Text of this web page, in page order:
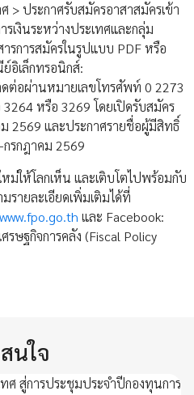
> ประกาศรับสมัครอาสาสมัครเข้า
เงินระหว่างประเทศและกลุ่ม
รการสมัครในรูปแบบ PDF หรือ
อิเล็กทรอนิกส์:
ต่อผ่านหมายเลขโทรศัพท์ 0 2273
หรือ 3269 โดยเปิดรับสมัคร
2569 และประกาศรายชื่อผู้มีสิทธิ์
รกฎาคม 2569
ม่ให้โลกเห็น และเติบโตไปพร้อมกับ
ายละเอียดเพิ่มเติมได้ที่
www.fpo.go.th และ Facebook:
ษฐกิจการคลัง (Fiscal Policy
นใจ